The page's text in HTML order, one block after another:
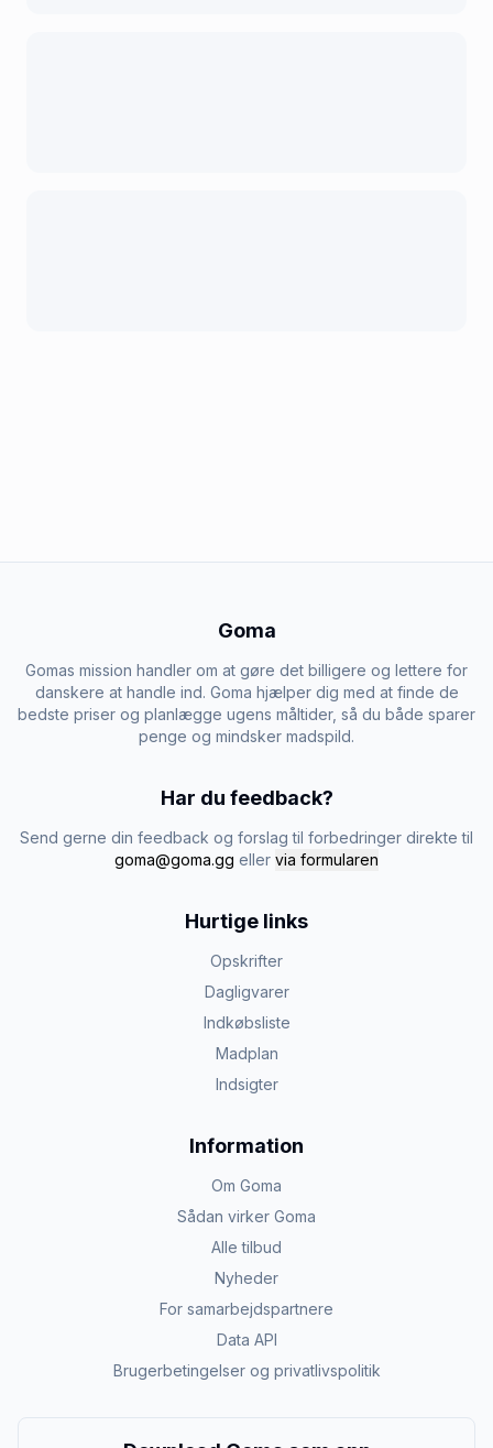
Goma
Gomas mission handler om at gøre det billigere og lettere for
danskere at handle ind. Goma hjælper dig med at finde de
bedste priser og planlægge ugens måltider, så du både sparer
penge og mindsker madspild.
Har du feedback?
Send gerne din feedback og forslag til forbedringer direkte til
goma@goma.gg eller via formularen
Hurtige links
Opskrifter
Dagligvarer
Indkøbsliste
Madplan
Indsigter
Information
Om Goma
Sådan virker Goma
Alle tilbud
Nyheder
For samarbejdspartnere
Data API
Brugerbetingelser og privatlivspolitik